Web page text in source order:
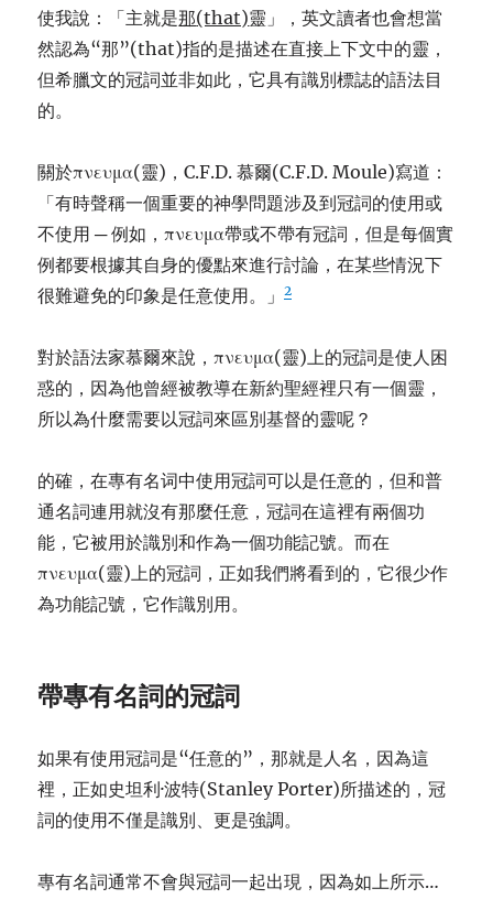
使我說：「主就是那(that)靈」，英文讀者也會想當
然認為“那”(that)指的是描述在直接上下文中的靈，
但希臘文的冠詞並非如此，它具有識別標誌的語法目
的。
關於πνευμα(靈)，C.F.D. 慕爾(C.F.D. Moule)寫道：
「有時聲稱一個重要的神學問題涉及到冠詞的使用或
不使用 ─ 例如，πνευμα帶或不帶有冠詞，但是每個實
例都要根據其自身的優點來進行討論，在某些情況下
很難避免的印象是任意使用。」2
對於語法家慕爾來說，πνευμα(靈)上的冠詞是使人困
惑的，因為他曾經被教導在新約聖經裡只有一個靈，
所以為什麼需要以冠詞來區別基督的靈呢？
的確，在專有名词中使用冠詞可以是任意的，但和普
通名詞連用就沒有那麼任意，冠詞在這裡有兩個功
能，它被用於識別和作為一個功能記號。而在
πνευμα(靈)上的冠詞，正如我們將看到的，它很少作
為功能記號，它作識別用。
帶專有名詞的冠詞
如果有使用冠詞是“任意的”，那就是人名，因為這
裡，正如史坦利·波特(Stanley Porter)所描述的，冠
詞的使用不僅是識別、更是強調。
專有名詞通常不會與冠詞一起出現，因為如上所示…